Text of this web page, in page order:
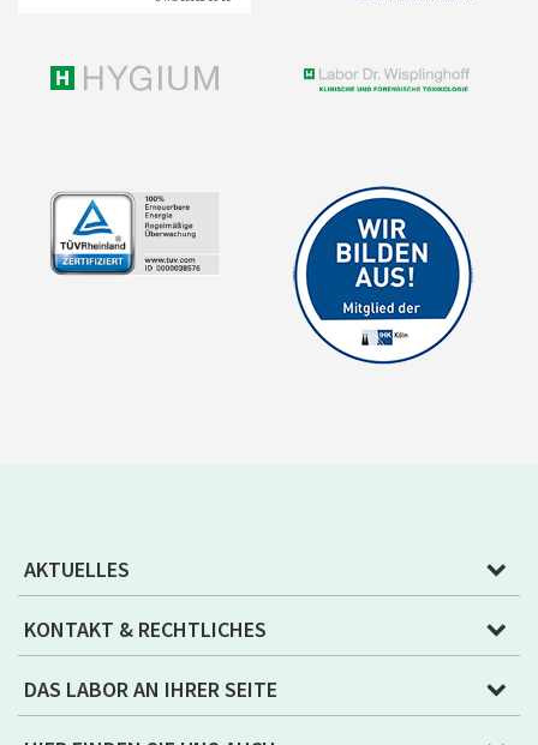
AKTUELLES
KONTAKT & RECHTLICHES
DAS LABOR AN IHRER SEITE